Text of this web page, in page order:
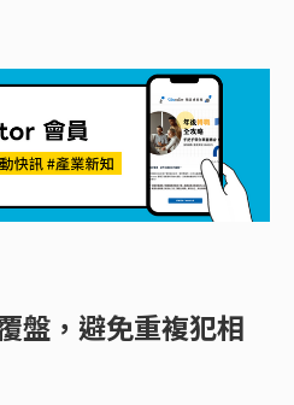
盤，避免重複犯相